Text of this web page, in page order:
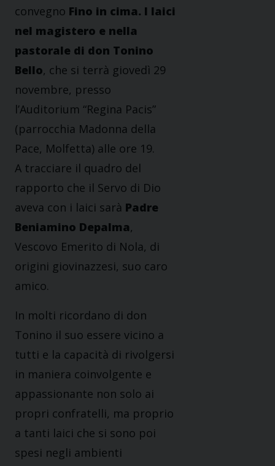
convegno Fino in cima. I laici
nel magistero e nella
pastorale di don Tonino
Bello, che si terrà giovedì 29
novembre, presso
l’Auditorium “Regina Pacis”
(parrocchia Madonna della
Pace, Molfetta) alle ore 19.
A tracciare il quadro del
rapporto che il Servo di Dio
aveva con i laici sarà Padre
Beniamino Depalma,
Vescovo Emerito di Nola, di
origini giovinazzesi, suo caro
amico.
In molti ricordano di don
Tonino il suo essere vicino a
tutti e la capacità di rivolgersi
in maniera coinvolgente e
appassionante non solo ai
propri confratelli, ma proprio
a tanti laici che si sono poi
spesi negli ambienti